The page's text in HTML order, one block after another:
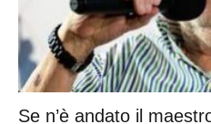
Se n’è andato il